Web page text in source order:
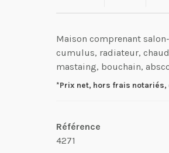
Maison comprenant
cumulus, radiateur,
mastaing, bouchain,
*Prix net, hors frais
Référence
4271